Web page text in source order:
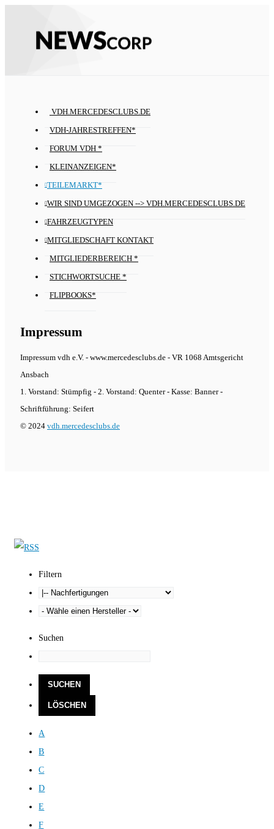
VDH.MERCEDESCLUBS.DE
VDH-JAHRESTREFFEN*
FORUM VDH *
KLEINANZEIGEN*
TEILEMARKT*
WIR SIND UMGEZOGEN --> VDH.MERCEDESCLUBS.DE
FAHRZEUGTYPEN
MITGLIEDSCHAFT KONTAKT
MITGLIEDERBEREICH *
STICHWORTSUCHE *
FLIPBOOKS*
Impressum
Impressum vdh e.V. - www.mercedesclubs.de - VR 1068 Amtsgericht
Ansbach
1. Vorstand: Stümpfig - 2. Vorstand: Quenter - Kasse: Banner -
Schriftführung: Seifert
© 2024 vdh.mercedesclubs.de
Filtern
Suchen
A
B
C
D
E
F